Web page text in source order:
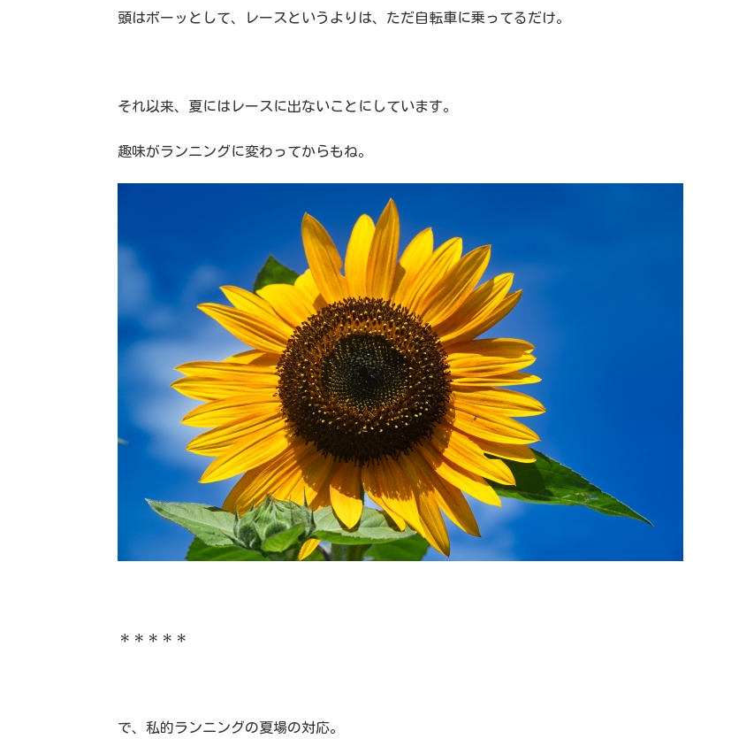
頭はボーッとして、レースというよりは、ただ自転車に乗ってるだけ。
それ以来、夏にはレースに出ないことにしています。
趣味がランニングに変わってからもね。
＊＊＊＊＊
で、私的ランニングの夏場の対応。